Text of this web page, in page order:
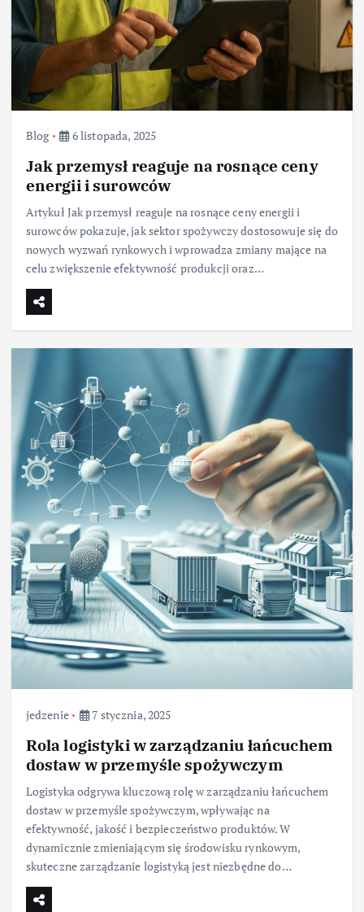
Blog 6 listopada, 2025
Jak przemysł reaguje na rosnące ceny
energii i surowców
Artykuł Jak przemysł reaguje na rosnące ceny energii i
surowców pokazuje, jak sektor spożywczy dostosowuje się do
nowych wyzwań rynkowych i wprowadza zmiany mające na
celu zwiększenie efektywność produkcji oraz…
jedzenie 7 stycznia, 2025
Rola logistyki w zarządzaniu łańcuchem
dostaw w przemyśle spożywczym
Logistyka odgrywa kluczową rolę w zarządzaniu łańcuchem
dostaw w przemyśle spożywczym, wpływając na
efektywność, jakość i bezpieczeństwo produktów. W
dynamicznie zmieniającym się środowisku rynkowym,
skuteczne zarządzanie logistyką jest niezbędne do…